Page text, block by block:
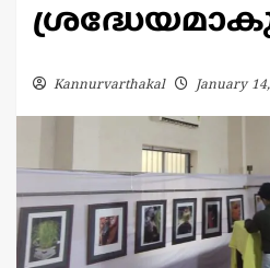
Kannurvarthakal January